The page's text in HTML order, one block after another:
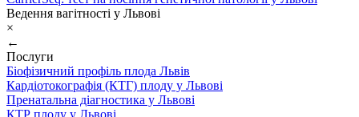
Ведення вагітності у Львові
×
←
Послуги
Біофізичний профіль плода Львів
Кардіотокографія (КТГ) плоду у Львові
Пренатальна діагностика у Львові
КТР плоду у Львові